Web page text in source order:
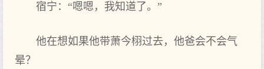
宿宁：“嗯嗯，我知道了。”
他在想如果他带萧今栩过去，他爸会不会气
晕？